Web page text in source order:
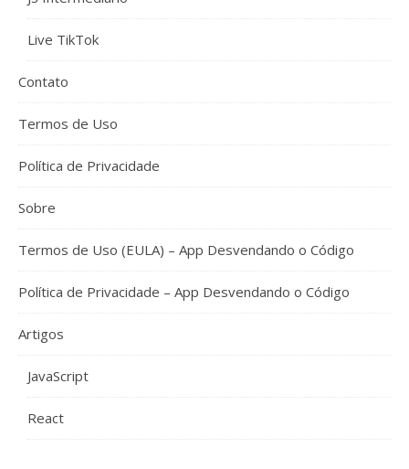
Live TikTok
Contato
Termos de Uso
Política de Privacidade
Sobre
Termos de Uso (EULA) – App Desvendando o Código
Política de Privacidade – App Desvendando o Código
Artigos
JavaScript
React